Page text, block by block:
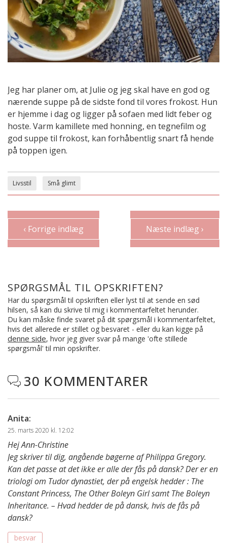
Jeg har planer om, at Julie og jeg skal have en god og
nærende suppe på de sidste fond til vores frokost. Hun
er hjemme i dag og ligger på sofaen med lidt feber og
hoste. Varm kamillete med honning, en tegnefilm og
god suppe til frokost, kan forhåbentlig snart få hende
på toppen igen.
Livsstil Små glimt
‹ Forrige indlæg Næste indlæg ›
SPØRGSMÅL TIL OPSKRIFTEN?
Har du spørgsmål til opskriften eller lyst til at sende en sød
hilsen, så kan du skrive til mig i kommentarfeltet herunder.
Du kan måske finde svaret på dit spørgsmål i kommentarfeltet,
hvis det allerede er stillet og besvaret - eller du kan kigge på
denne side, hvor jeg giver svar på mange 'ofte stillede
spørgsmål' til min opskrifter.
 30 KOMMENTARER
Anita:
25. marts 2020 kl. 12:02
Hej Ann-Christine
Jeg skriver til dig, angående bøgerne af Philippa Gregory.
Kan det passe at det ikke er alle der fås på dansk? Der er en
triologi om Tudor dynastiet, der på engelsk hedder : The
Constant Princess, The Other Boleyn Girl samt The Boleyn
Inheritance. – Hvad hedder de på dansk, hvis de fås på
dansk?
besvar